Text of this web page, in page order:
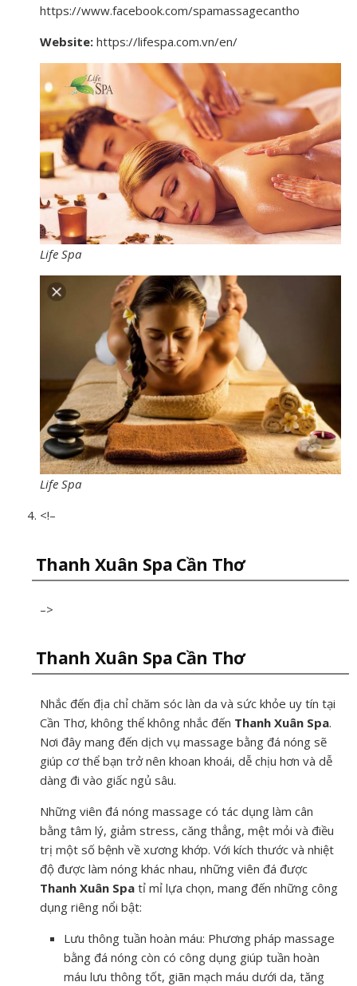
https://www.facebook.com/spamassagecantho
Website: https://lifespa.com.vn/en/
Life Spa
Life Spa
<!–
Thanh Xuân Spa Cần Thơ
–>
Thanh Xuân Spa Cần Thơ
Nhắc đến địa chỉ chăm sóc làn da và sức khỏe uy tín tại
Cần Thơ, không thể không nhắc đến Thanh Xuân Spa.
Nơi đây mang đến dịch vụ massage bằng đá nóng sẽ
giúp cơ thể bạn trở nên khoan khoái, dễ chịu hơn và dễ
dàng đi vào giấc ngủ sâu.
Những viên đá nóng massage có tác dụng làm cân
bằng tâm lý, giảm stress, căng thẳng, mệt mỏi và điều
trị một số bệnh về xương khớp. Với kích thước và nhiệt
độ được làm nóng khác nhau, những viên đá được
Thanh Xuân Spa tỉ mỉ lựa chọn, mang đến những công
dụng riêng nổi bật:
Lưu thông tuần hoàn máu: Phương pháp massage
bằng đá nóng còn có công dụng giúp tuần hoàn
máu lưu thông tốt, giãn mạch máu dưới da, tăng